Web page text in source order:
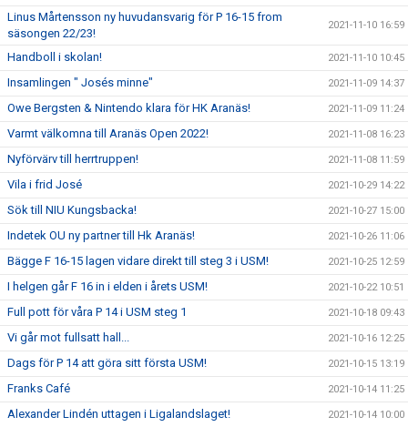
Linus Mårtensson ny huvudansvarig för P 16-15 from
säsongen 22/23!
2021-11-10 16:59
Handboll i skolan! 2021-11-10 10:45
Insamlingen " Josés minne" 2021-11-09 14:37
Owe Bergsten & Nintendo klara för HK Aranäs! 2021-11-09 11:24
Varmt välkomna till Aranäs Open 2022! 2021-11-08 16:23
Nyförvärv till herrtruppen! 2021-11-08 11:59
Vila i frid José 2021-10-29 14:22
Sök till NIU Kungsbacka! 2021-10-27 15:00
Indetek OU ny partner till Hk Aranäs! 2021-10-26 11:06
Bägge F 16-15 lagen vidare direkt till steg 3 i USM! 2021-10-25 12:59
I helgen går F 16 in i elden i årets USM! 2021-10-22 10:51
Full pott för våra P 14 i USM steg 1 2021-10-18 09:43
Vi går mot fullsatt hall... 2021-10-16 12:25
Dags för P 14 att göra sitt första USM! 2021-10-15 13:19
Franks Café 2021-10-14 11:25
Alexander Lindén uttagen i Ligalandslaget! 2021-10-14 10:00